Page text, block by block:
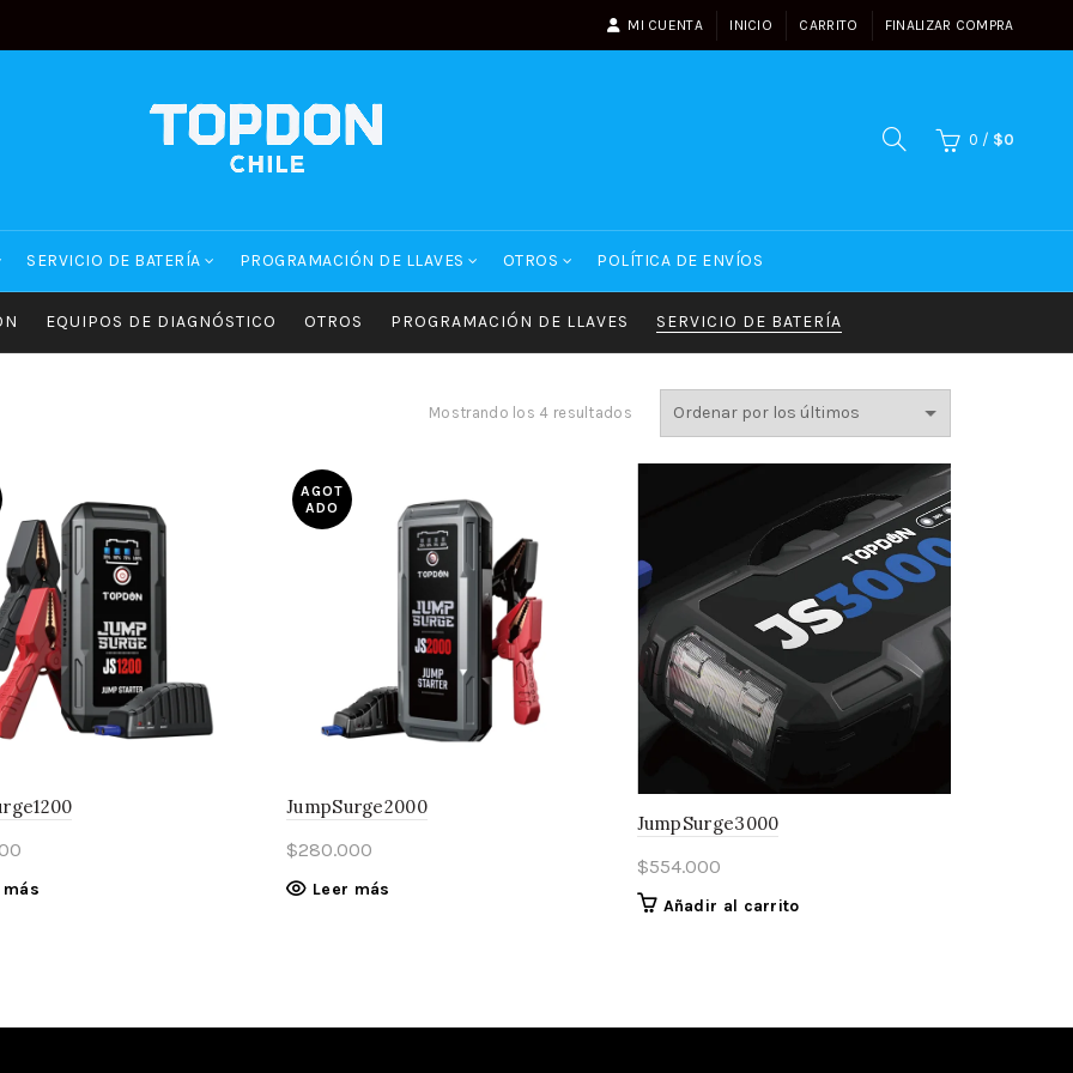
MI CUENTA INICIO CARRITO FINALIZAR COMPRA
0 / $0
SERVICIO DE BATERÍA PROGRAMACIÓN DE LLAVES OTROS POLÍTICA DE ENVÍOS
EQUIPOS DE DIAGNÓSTICO OTROS PROGRAMACIÓN DE LLAVES SERVICIO DE BATERÍA
Mostrando los 4 resultados Ordenado
los
más
AGOT
ADO
JumpSurge2000
$280.000
Leer más
JumpSurge3000
$554.000
Añadir al carrito